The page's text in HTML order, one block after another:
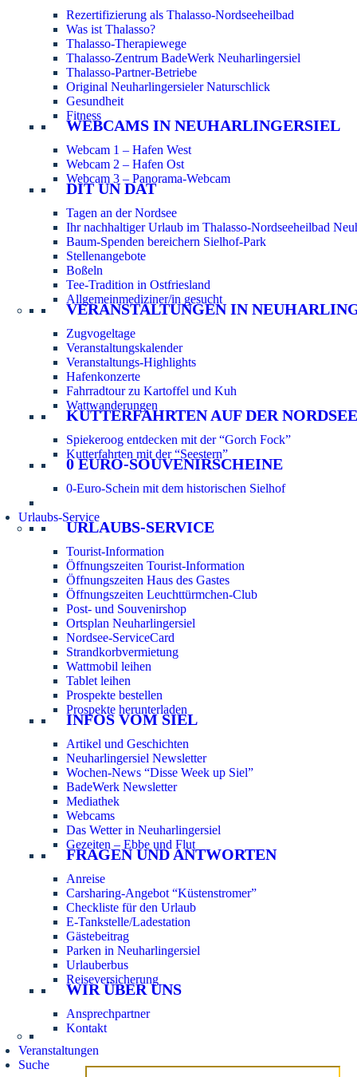
Rezertifizierung als Thalasso-Nordseeheilbad
Was ist Thalasso?
Thalasso-Therapiewege
Thalasso-Zentrum BadeWerk Neuharlingersiel
Thalasso-Partner-Betriebe
Original Neuharlingersieler Naturschlick
Gesundheit
Fitness
WEBCAMS IN NEUHARLINGERSIEL
Webcam 1 – Hafen West
Webcam 2 – Hafen Ost
Webcam 3 – Panorama-Webcam
DIT UN DAT
Tagen an der Nordsee
Ihr nachhaltiger Urlaub im Thalasso-Nordseeheilbad
Baum-Spenden bereichern Sielhof-Park
Stellenangebote
Boßeln
Tee-Tradition in Ostfriesland
Allgemeinmediziner/in gesucht
VERANSTALTUNGEN IN
Zugvogeltage
Veranstaltungskalender
Veranstaltungs-Highlights
Hafenkonzerte
Fahrradtour zu Kartoffel und Kuh
Wattwanderungen
KUTTERFAHRTEN AUF DER NORDSEE
Spiekeroog entdecken mit der “Gorch Fock”
Kutterfahrten mit der “Seestern”
0 EURO-SOUVENIRSCHEINE
0-Euro-Schein mit dem historischen Sielhof
Urlaubs-Service
URLAUBS-SERVICE
Tourist-Information
Öffnungszeiten Tourist-Information
Öffnungszeiten Haus des Gastes
Öffnungszeiten Leuchttürmchen-Club
Post- und Souvenirshop
Ortsplan Neuharlingersiel
Nordsee-ServiceCard
Strandkorbvermietung
Wattmobil leihen
Tablet leihen
Prospekte bestellen
Prospekte herunterladen
INFOS VOM SIEL
Artikel und Geschichten
Neuharlingersiel Newsletter
Wochen-News “Disse Week up Siel”
BadeWerk Newsletter
Mediathek
Webcams
Das Wetter in Neuharlingersiel
Gezeiten – Ebbe und Flut
FRAGEN UND ANTWORTEN
Anreise
Carsharing-Angebot “Küstenstromer”
Checkliste für den Urlaub
E-Tankstelle/Ladestation
Gästebeitrag
Parken in Neuharlingersiel
Urlauberbus
Reiseversicherung
WIR ÜBER UNS
Ansprechpartner
Kontakt
Veranstaltungen
Suche